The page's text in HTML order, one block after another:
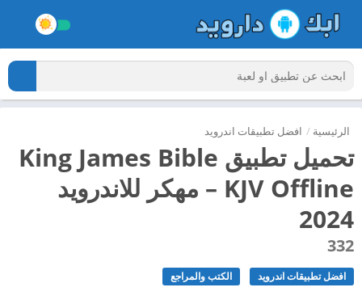
الرئيسية / افضل تطبيقات اندرويد
تحميل تطبيق King James Bible
– KJV Offline مهكر للاندرويد
2024
332
افضل تطبيقات اندرويد الكتب والمراجع